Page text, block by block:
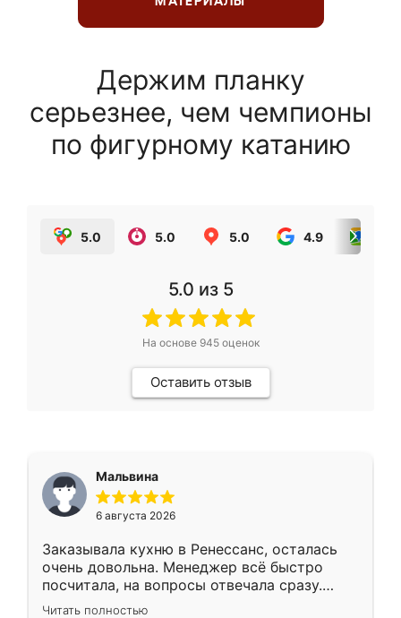
Держим планку
серьезнее, чем чемпионы
по фигурному катанию
5.0 5.0 5.0 4.9
5.0 из 5
На основе 945оценок
Оставить отзыв
Мальвина
6 августа 2026
Заказывала кухню в Ренессанс, осталась
очень довольна. Менеджер всё быстро
посчитала, на вопросы отвечала сразу.
Замерщик приехал в субботу, подошёл к
Читать полностью